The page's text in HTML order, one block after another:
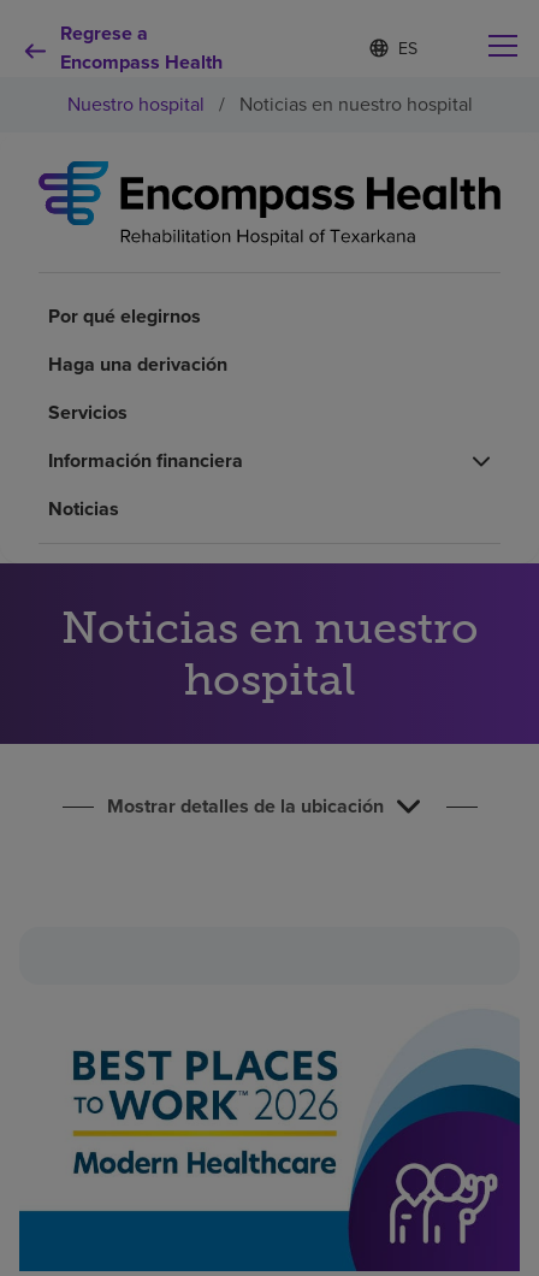
Regrese a
Encompass Health
Lista
de
idiomas
contraída
d
o
s
e
e
Por qué debe elegirnos
Recursos de salud
Inversores
Nuestro hospital / Noticias en nuestro hospital
Por qué elegirnos
Haga una derivación
Servicios
Información financiera
Noticias
Noticias en nuestro
hospital
Mostrar detalles de la ubicación